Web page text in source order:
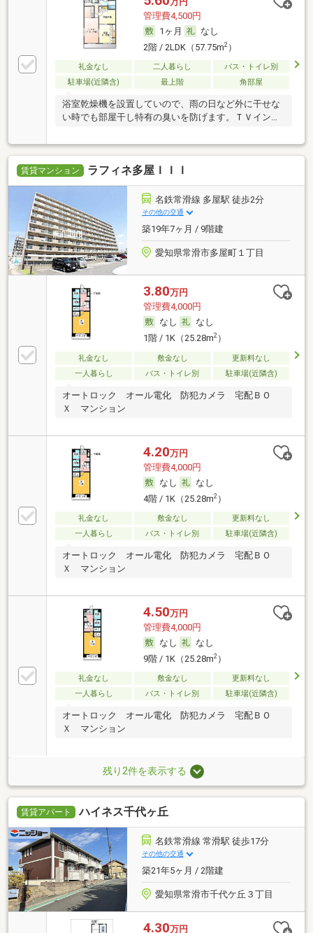
管理費4,500円
1ヶ月
なし
2階 / 2LDK（57.75m2）
礼金なし 二人暮らし
バス・トイレ別
駐車場(近隣含)
最上階 角部屋
浴室乾燥機を設置していので、雨の日など外に干せな
い時でも部屋干し特有の臭いを防げます。ＴＶインタ
賃貸マンション ラフィネ多屋ＩＩＩ
名鉄常滑線 多屋駅 徒歩2分
その他の交通
築19年7ヶ月 / 9階建
愛知県常滑市多屋町１丁目
3.80万円
管理費4,000円
なし
なし
1階 / 1K（25.28m2）
礼金なし 敷金なし
更新料なし
一人暮らし
バス・トイレ別 駐車場(近隣含)
オートロック オール電化 防犯カメラ 宅配ＢＯ
Ｘ マンション
4.20万円
管理費4,000円
なし
なし
4階 / 1K（25.28m2）
礼金なし 敷金なし
更新料なし
一人暮らし
バス・トイレ別 駐車場(近隣含)
オートロック オール電化 防犯カメラ 宅配ＢＯ
Ｘ マンション
4.50万円
管理費4,000円
なし
なし
9階 / 1K（25.28m2）
礼金なし 敷金なし
更新料なし
一人暮らし
バス・トイレ別 駐車場(近隣含)
オートロック オール電化 防犯カメラ 宅配ＢＯ
Ｘ マンション
残り2件を表示する
賃貸アパート ハイネス千代ヶ丘
名鉄常滑線 常滑駅 徒歩17分
その他の交通
築21年5ヶ月 / 2階建
愛知県常滑市千代ケ丘３丁目
4.30万円